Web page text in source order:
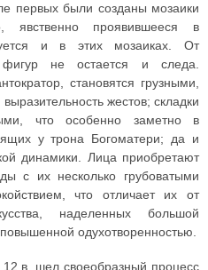
первых были созданы мозаики
явственно проявившееся в
и в этих мозаиках. От
фигур не остается и следа.
становятся грузными,
жестов; складки
что особенно заметно в
у трона Богоматери; да и
динамики. Лица приобретают
с их несколько грубоватыми
что отличает их от
наделенных большой
одухотворенностью.
12 в. шел своеобразный процесс